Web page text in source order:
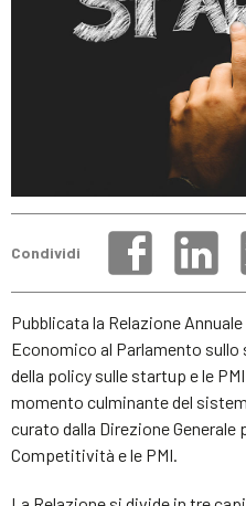
Condividi
Pubblicata la Relazione
Economico al Parlamento
della policy sulle startup e le
momento culminante del
curato dalla Direzione Generale
Competitività e le PMI.